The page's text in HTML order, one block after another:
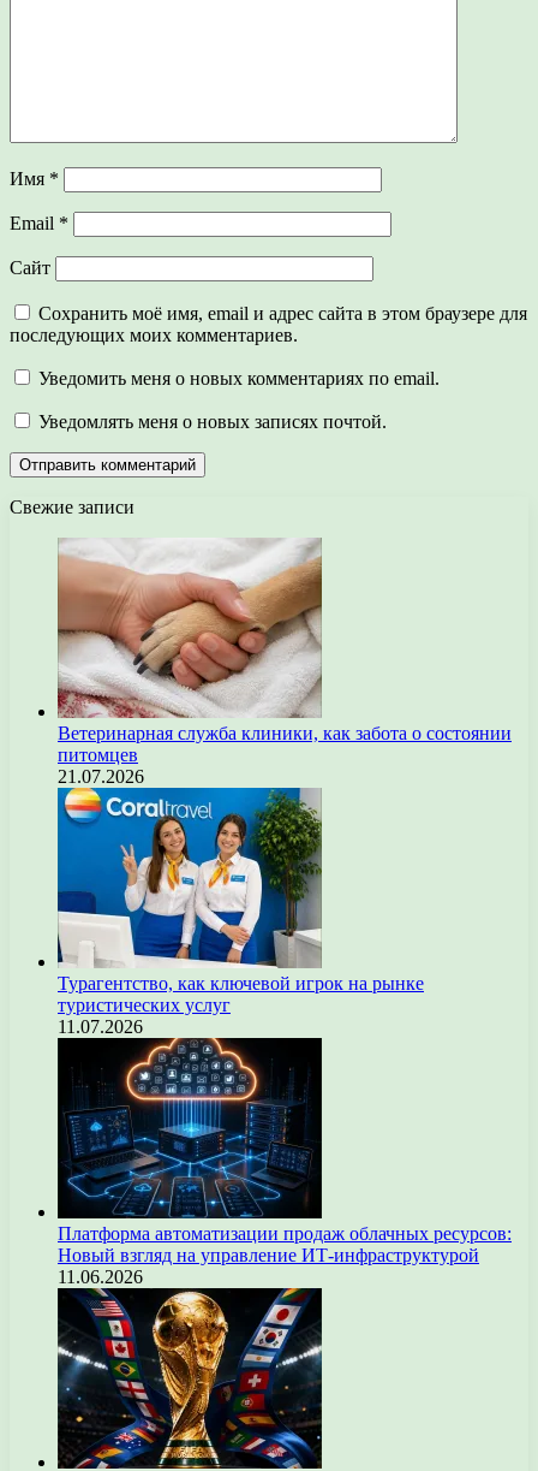
Имя *
Email *
Сайт
Сохранить моё имя, email и адрес сайта в этом браузере для
последующих моих комментариев.
Уведомить меня о новых комментариях по email.
Уведомлять меня о новых записях почтой.
Свежие записи
Ветеринарная служба клиники, как забота о состоянии
питомцев
21.07.2026
Турагентство, как ключевой игрок на рынке
туристических услуг
11.07.2026
Платформа автоматизации продаж облачных ресурсов:
Новый взгляд на управление ИТ-инфраструктурой
11.06.2026